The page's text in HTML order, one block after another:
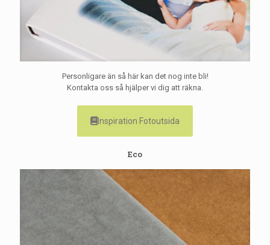
Personligare än så här kan det nog inte bli!
Kontakta oss så hjälper vi dig att räkna.
Inspiration Fotoutsida
Eco